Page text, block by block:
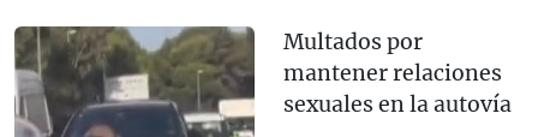
Multados por
mantener relaciones
sexuales en la autovía